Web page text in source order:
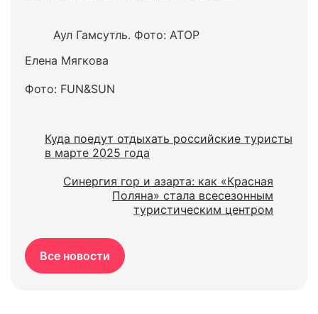
Аул Гамсутль. Фото: АТОР
Елена Мягкова
Фото: FUN&SUN
Куда поедут отдыхать российские туристы
в марте 2025 года
Синергия гор и азарта: как «Красная
Поляна» стала всесезонным
туристическим центром
Все новости